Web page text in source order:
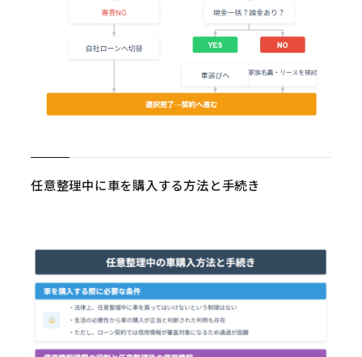
任意整理中に車を購入する方法と手続き